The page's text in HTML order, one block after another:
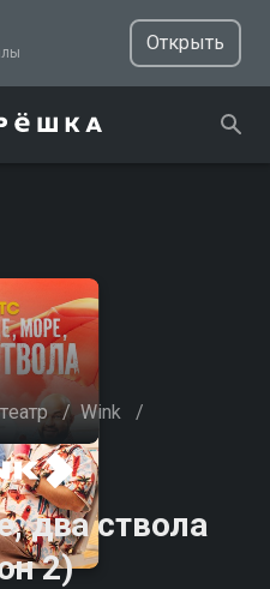
Открыть
/ Wink /
два ствола
2)